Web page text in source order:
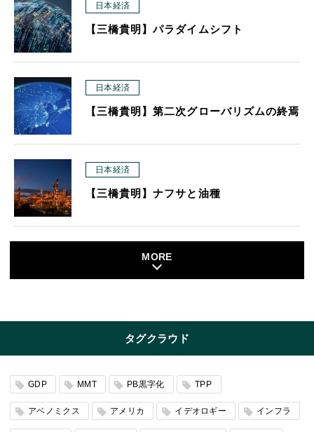
日本経済
【三橋貴明】パラダイムシフト
日本経済
【三橋貴明】第二次グローバリズムの終焉
日本経済
【三橋貴明】ナフサと油種
MORE
タグクラウド
GDP MMT PB黒字化 TPP
アベノミクス アメリカ イデオロギー インフラ